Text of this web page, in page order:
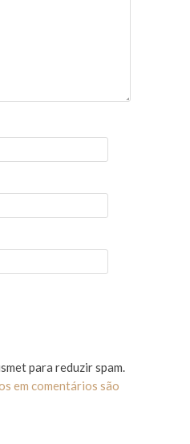
para reduzir spam.
em comentários são